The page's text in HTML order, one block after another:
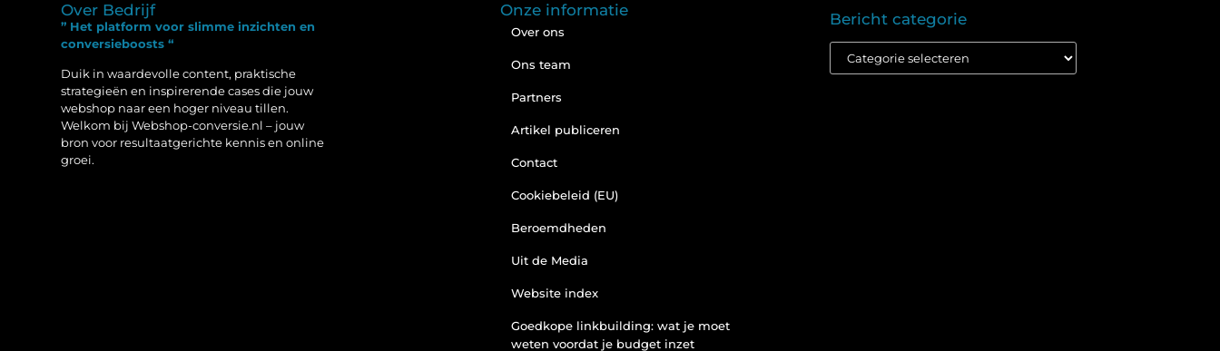
Over Bedrijf
” Het platform voor slimme inzichten en
conversieboosts “
Duik in waardevolle content, praktische
strategieën en inspirerende cases die jouw
webshop naar een hoger niveau tillen.
Welkom bij Webshop-conversie.nl – jouw
bron voor resultaatgerichte kennis en online
groei.
Onze informatie
Over ons
Ons team
Partners
Artikel publiceren
Contact
Cookiebeleid (EU)
Beroemdheden
Uit de Media
Website index
Goedkope linkbuilding: wat je moet
weten voordat je budget inzet
Bericht categorie